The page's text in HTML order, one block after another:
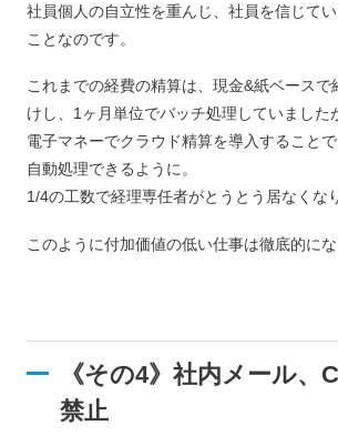
社員個人の自立性を重んじ、社員を信じて
ことなのです。
これまでの経費の精算は、現金&紙ベースで
けし、1ヶ月単位でバッチ処理していました
電子マネーでクラウド精算を導入すること
自動処理できるように。
1/4の工数で経理専任者がとうとう居なくな
このように付加価値の低い仕事は徹底的にな
《その4》社内メール、
禁止